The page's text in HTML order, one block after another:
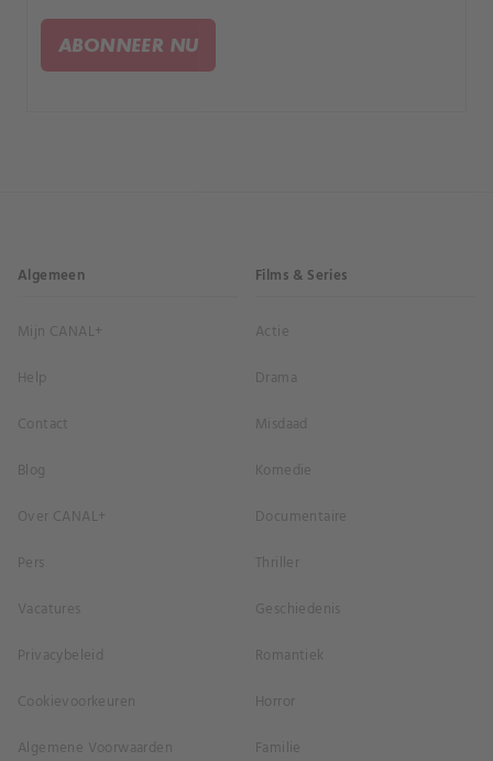
vrijwilligers, die New Babylon zullen vernietigen in
naam van God, te rechtvaardigen.
ABONNEER NU
Algemeen
Mijn CANAL+
Help
Contact
Blog
Over CANAL+
Pers
Vacatures
Privacybeleid
Cookievoorkeuren
Algemene Voorwaarden
Films & Series
Actie
Drama
Misdaad
Komedie
Documentaire
Thriller
Geschiedenis
Romantiek
Horror
Familie